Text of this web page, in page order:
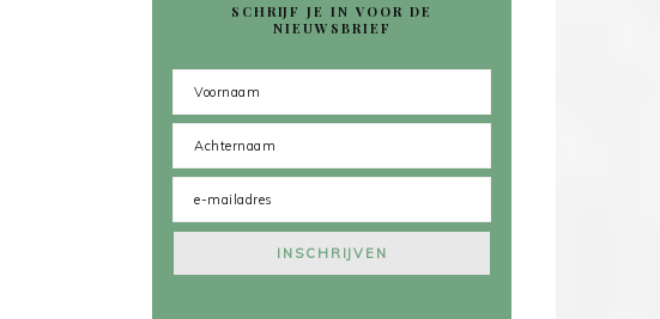
SCHRIJF JE IN VOOR DE
NIEUWSBRIEF